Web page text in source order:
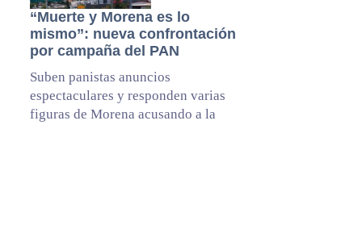
“Muerte y Morena es lo
mismo”: nueva confrontación
por campaña del PAN
Suben panistas anuncios
espectaculares y responden varias
figuras de Morena acusando a la